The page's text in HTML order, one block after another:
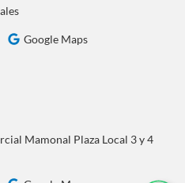
Google Maps
Mamonal Plaza Local 3 y 4